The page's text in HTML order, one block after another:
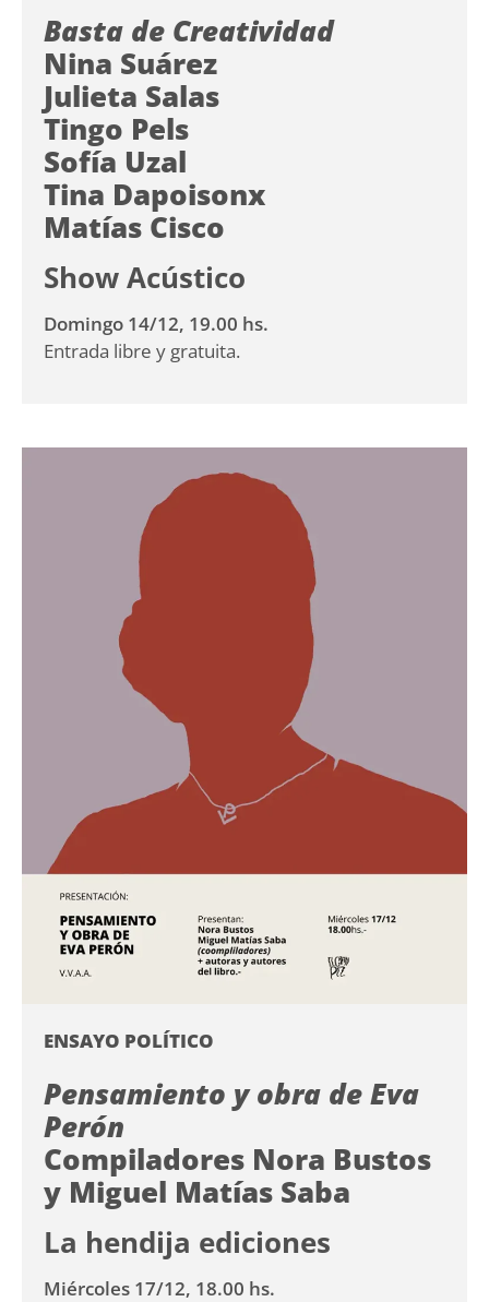
Basta de Creatividad
Nina Suárez
Julieta Salas
Tingo Pels
Sofía Uzal
Tina Dapoisonx
Matías Cisco
Show Acústico
Domingo 14/12, 19.00 hs.
Entrada libre y gratuita.
ENSAYO POLÍTICO
Pensamiento y obra de Eva
Perón
Compiladores Nora Bustos
y Miguel Matías Saba
La hendija ediciones
Miércoles 17/12, 18.00 hs.